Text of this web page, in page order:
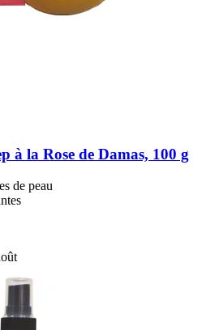
à la Rose de Damas, 100 g
de peau